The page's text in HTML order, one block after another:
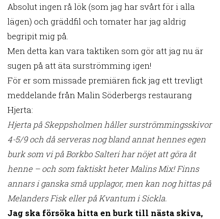
Absolut ingen rå lök (som jag har svårt för i alla
lägen) och gräddfil och tomater har jag aldrig
begripit mig på.
Men detta kan vara taktiken som gör att jag nu är
sugen på att äta surströmming igen!
För er som missade premiären fick jag ett trevligt
meddelande från Malin Söderbergs restaurang
Hjerta:
Hjerta på Skeppsholmen håller surströmmingsskivor
4-5/9 och då serveras nog bland annat hennes egen
burk som vi på Borkbo Salteri har nöjet att göra åt
henne – och som faktiskt heter Malins Mix! Finns
annars i ganska små upplagor, men kan nog hittas på
Melanders Fisk eller på Kvantum i Sickla.
Jag ska försöka hitta en burk till nästa skiva,